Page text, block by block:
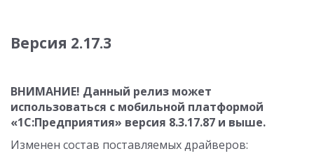
Версия 2.17.3
ВНИМАНИЕ! Данный релиз может
использоваться с мобильной платформой
«1С:Предприятия» версия 8.3.17.87 и выше.
Изменен состав поставляемых драйверов: